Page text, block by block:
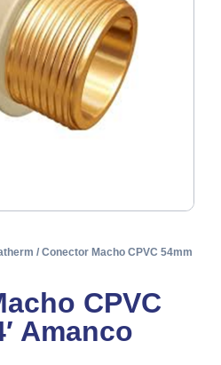
/ Conector Macho CPVC 54mm
CPVC
Amanco